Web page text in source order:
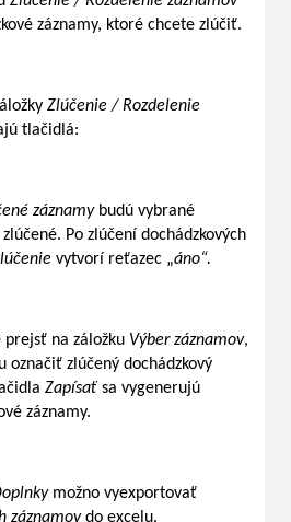
záznamy, ktoré chcete zlúčiť.
Zlúčenie / Rozdelenie
tlačidlá:
záznamybudú vybrané
Po zlúčení dochádzkových
vytvorí reťazec „áno“.
prejsť na záložku Výber záznamov,
označiť zlúčený dochádzkový
Zapísať sa vygenerujú
záznamy.
možno vyexportovať
záznamovdo excelu.